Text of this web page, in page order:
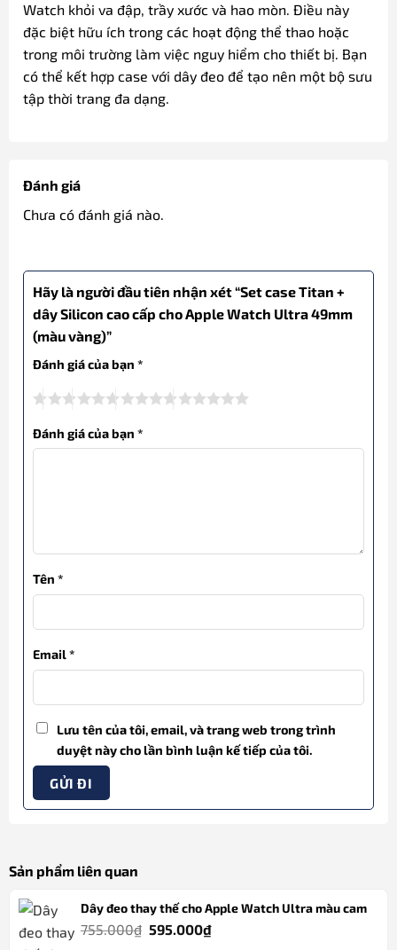
Watch khỏi va đập, trầy xước và hao mòn. Điều này
đặc biệt hữu ích trong các hoạt động thể thao hoặc
trong môi trường làm việc nguy hiểm cho thiết bị. Bạn
có thể kết hợp case với dây đeo để tạo nên một bộ sưu
tập thời trang đa dạng.
Đánh giá
Chưa có đánh giá nào.
Hãy là người đầu tiên nhận xét “Set case Titan +
dây Silicon cao cấp cho Apple Watch Ultra 49mm
(màu vàng)”
Đánh giá của bạn *
Đánh giá của bạn *
Tên *
Email*
Lưu tên của tôi, email, và trang web trong trình
duyệt này cho lần bình luận kế tiếp của tôi.
Sản phẩm liên quan
Dây đeo thay thế cho Apple Watch Ultra màu cam
755.000₫ Giá
595.000₫Giá